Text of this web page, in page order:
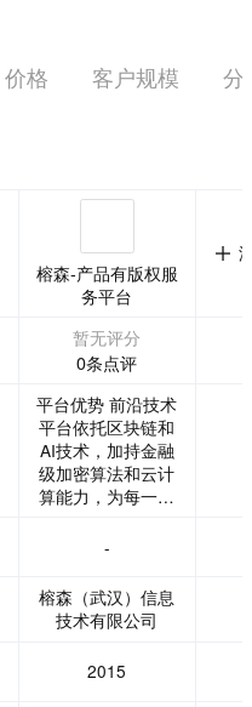
价格 客户规模 分
榕森-产品有版权服
务平台
暂无评分
0条点评
平台优势 前沿技术
平台依托区块链和
AI技术，加持金融
级加密算法和云计
算能力，为每一层
纷的解决效率，权
威机构全流程见证
证据链条，维权诉
至20天。 普惠服务
-
榕森（武汉）信息
技术有限公司
2015